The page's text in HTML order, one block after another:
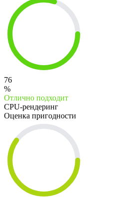
76
%
Отлично подходит
CPU-рендеринг
Оценка пригодности